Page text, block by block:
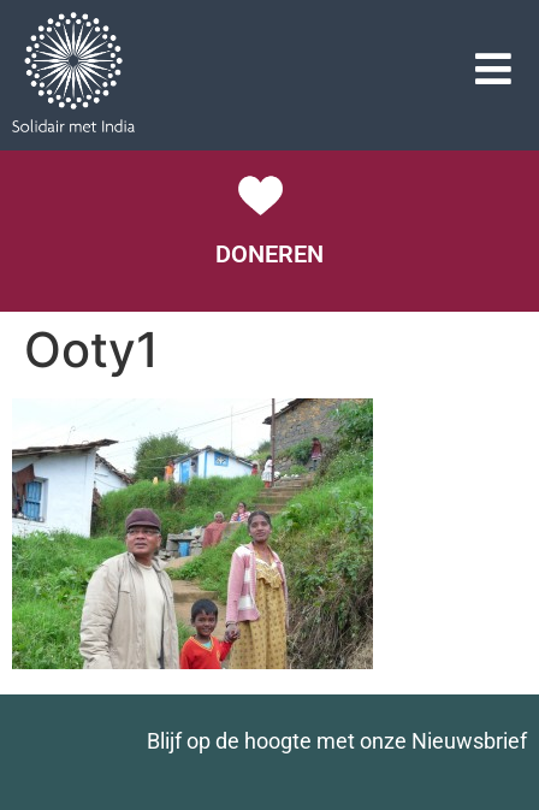
DONEREN
Ooty1
Blijf op de hoogte met onze Nieuwsbrief